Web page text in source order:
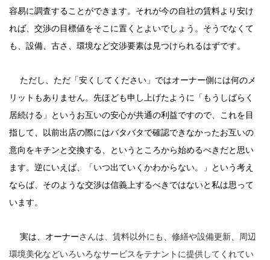
容易に調査することができます。それが今の自社の賃料より安け
れば、交渉の目標値をそこに置くとよいでしょう。そうでなくて
も、設備、古さ、環境など交渉要素は見つけられるはずです。
ただし、ただ「安くしてください」ではオーナー側には何のメ
リットもありません。先ほども申し上げたように「もうしばらく
居続ける」というお互いの安心が共通の利益ですので、これを目
指して、以前出店の際にはバタバタで確認できなかったお互いの
意向をキチンと交換する、というところから始めるべきだと思い
ます。 逆にいえば、「いつ出ていくかわからない。」という考え
ならば、そのような交渉は信義上するべきではないと私は思って
います。
実は、オーナーさんは、賃料以外にも、修繕や設備更新、周辺
環境美化などいろいろなサービスをテナントに提供してくれてい